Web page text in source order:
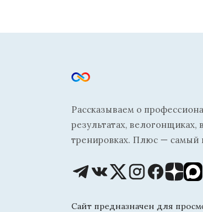
Рассказываем о
результатах,
тренировках. Плюс — самый
Сайт предназначен для